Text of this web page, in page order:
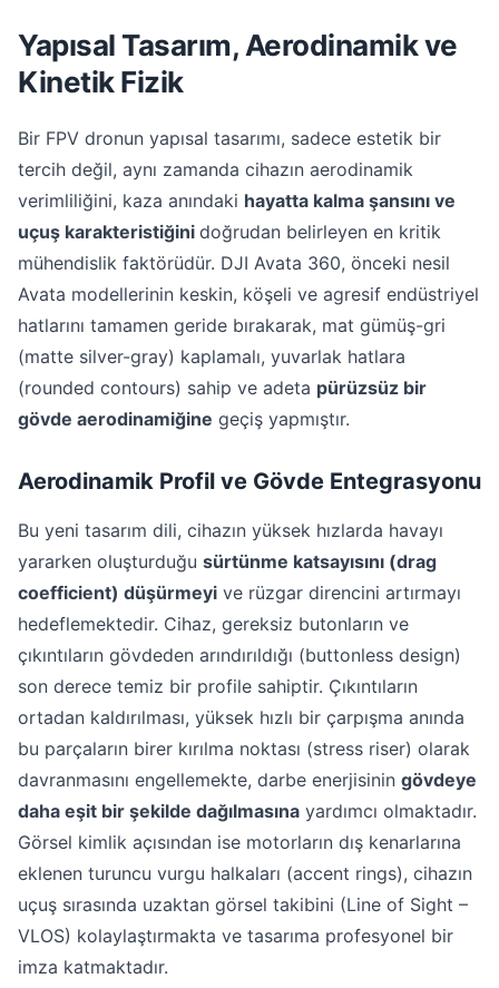
Yapısal Tasarım, Aerodinamik ve
Kinetik Fizik
Bir FPV dronun yapısal tasarımı, sadece estetik bir
tercih değil, aynı zamanda cihazın aerodinamik
verimliliğini, kaza anındaki hayatta kalma şansını ve
uçuş karakteristiğini doğrudan belirleyen en kritik
mühendislik faktörüdür. DJI Avata 360, önceki nesil
Avata modellerinin keskin, köşeli ve agresif endüstriyel
hatlarını tamamen geride bırakarak, mat gümüş-gri
(matte silver-gray) kaplamalı, yuvarlak hatlara
(rounded contours) sahip ve adeta pürüzsüz bir
gövde aerodinamiğine geçiş yapmıştır.
Aerodinamik Profil ve Gövde Entegrasyonu
Bu yeni tasarım dili, cihazın yüksek hızlarda havayı
yararken oluşturduğu sürtünme katsayısını (drag
coefficient) düşürmeyi ve rüzgar direncini artırmayı
hedeflemektedir. Cihaz, gereksiz butonların ve
çıkıntıların gövdeden arındırıldığı (buttonless design)
son derece temiz bir profile sahiptir. Çıkıntıların
ortadan kaldırılması, yüksek hızlı bir çarpışma anında
bu parçaların birer kırılma noktası (stress riser) olarak
davranmasını engellemekte, darbe enerjisinin gövdeye
daha eşit bir şekilde dağılmasına yardımcı olmaktadır.
Görsel kimlik açısından ise motorların dış kenarlarına
eklenen turuncu vurgu halkaları (accent rings), cihazın
uçuş sırasında uzaktan görsel takibini (Line of Sight –
VLOS) kolaylaştırmakta ve tasarıma profesyonel bir
imza katmaktadır.